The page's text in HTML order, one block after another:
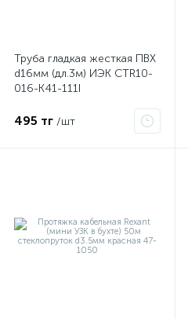
Труба гладкая жесткая ПВХ
d16мм (дл.3м) ИЭК CTR10-
016-K41-111I
495 тг /шт